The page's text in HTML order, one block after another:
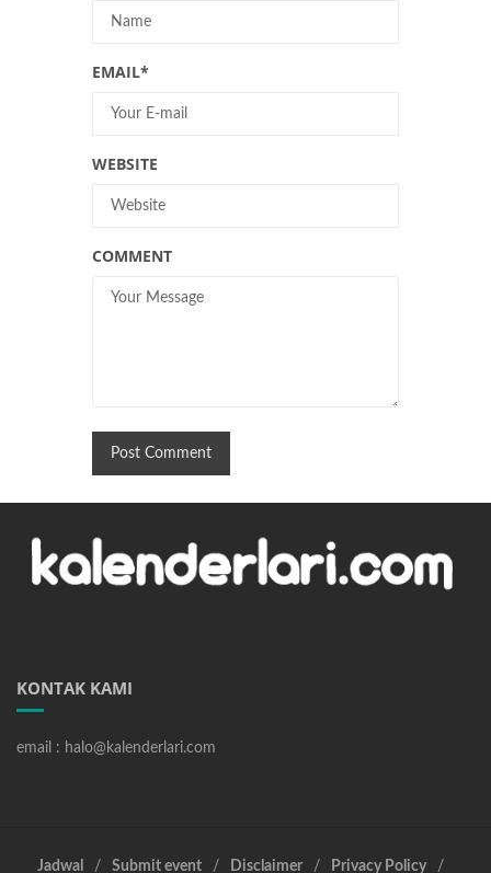
EMAIL*
WEBSITE
COMMENT
KONTAK KAMI
email : halo@kalenderlari.com
Jadwal Submit event Disclaimer Privacy Policy